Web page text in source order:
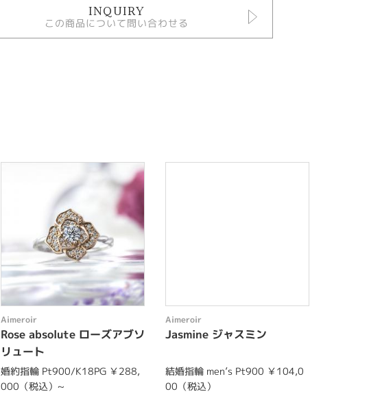
INQUIRY
この商品について問い合わせる
Aimeroir
Rose absolute ローズアブソ
リュート
婚約指輪 Pt900/K18PG ￥288,
000（税込）~
Aimeroir
Jasmine ジャスミン
結婚指輪 men’s Pt900 ￥104,0
00（税込）